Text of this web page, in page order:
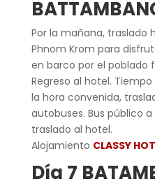
Por la mañana, traslado
Phnom Krom para
en barco por el poblado
Regreso al hotel.
la hora convenida,
autobuses. Bus público
traslado al hotel.
Alojamiento CLASSY
Día 7